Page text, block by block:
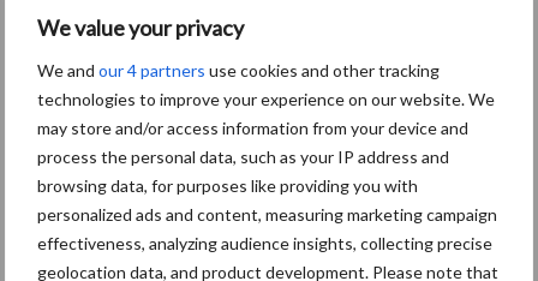
We value your privacy
We and our 4 partners use cookies and other tracking
technologies to improve your experience on our website. We
may store and/or access information from your device and
process the personal data, such as your IP address and
browsing data, for purposes like providing you with
personalized ads and content, measuring marketing campaign
effectiveness, analyzing audience insights, collecting precise
geolocation data, and product development. Please note that
Provincie Antwerpen breidt
onttrekkingsverbod uit:
geen water meer
oppompen uit onbevaarbare
waterlopen
Meer lezen over: